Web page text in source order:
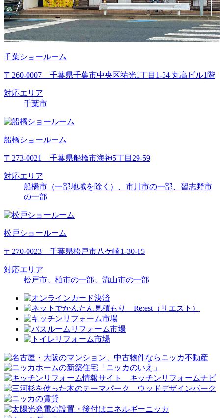
千葉ショールーム
〒260-0007 千葉県千葉市中央区祐光1丁目1-34 丸高ビル1階
対応エリア
千葉市
船橋ショールーム
〒273-0021 千葉県船橋市海神5丁目29-59
対応エリア
船橋市（一部地域を除く）、市川市の一部、習志野市
の一部
松戸ショールーム
〒270-0023 千葉県松戸市八ケ崎1-30-15
対応エリア
松戸市、柏市の一部、流山市の一部